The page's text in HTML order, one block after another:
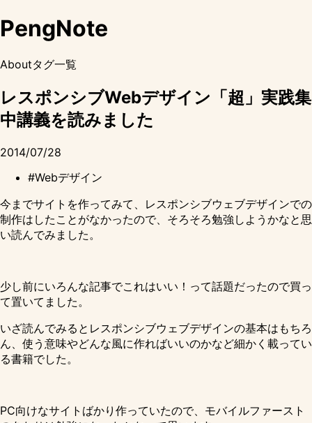
PengNote
Aboutタグ一覧
レスポンシブWebデザイン「超」実践集
中講義を読みました
2014/07/28
#Webデザイン
今までサイトを作ってみて、レスポンシブウェブデザインでの
制作はしたことがなかったので、そろそろ勉強しようかなと思
い読んでみました。
少し前にいろんな記事でこれはいい！って話題だったので買っ
て置いてました。
いざ読んでみるとレスポンシブウェブデザインの基本はもちろ
ん、使う意味やどんな風に作ればいいのかなど細かく載ってい
る書籍でした。
PC向けなサイトばかり作っていたので、モバイルファースト